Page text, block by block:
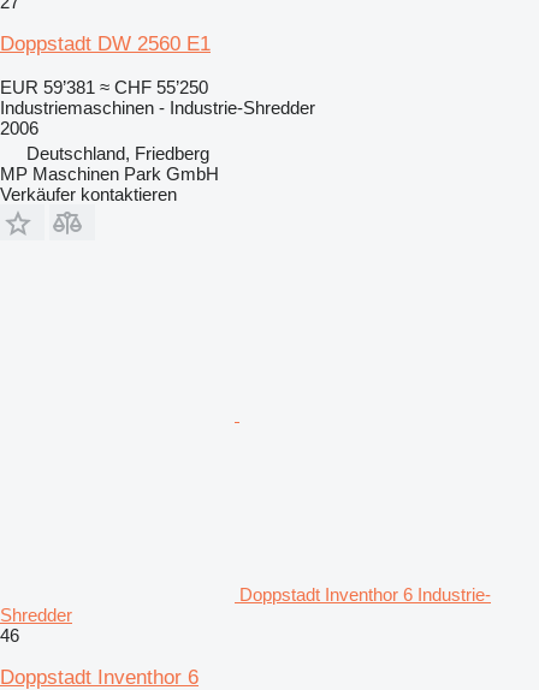
Doppstadt DW 2560 E1
EUR 59’381 ≈ CHF 55’250
Industriemaschinen - Industrie-Shredder
2006
Deutschland, Friedberg
MP Maschinen Park GmbH
Verkäufer kontaktieren
Doppstadt Inventhor 6 Industrie-
Shredder
46
Doppstadt Inventhor 6